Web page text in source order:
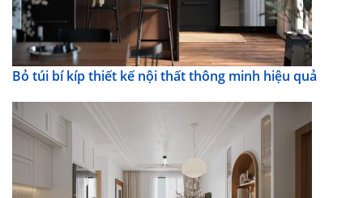
Bỏ túi bí kíp thiết kế nội thất thông minh hiệu quả